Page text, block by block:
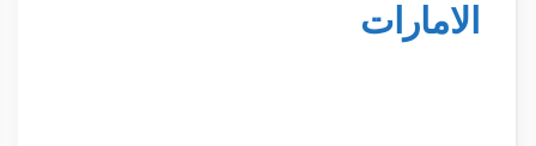
الامارات